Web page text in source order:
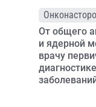
От общего
и ядерной
врачу